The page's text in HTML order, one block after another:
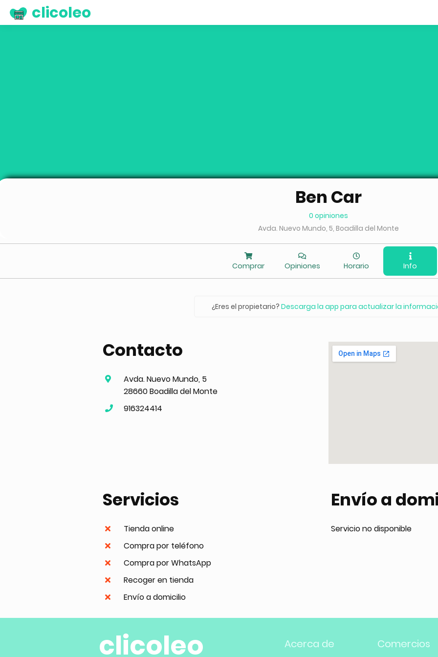
clicoleo
Ben Car
0 opiniones
Avda. Nuevo Mundo, 5, Boadilla del Monte
Comprar Opiniones Horario Info
¿Eres el propietario? Descarga la app para actualizar la
Contacto
Avda. Nuevo Mundo, 5
28660 Boadilla del Monte
916324414
Servicios
Tienda online
Compra por teléfono
Compra por WhatsApp
Recoger en tienda
Envío a domicilio
Envío a
Servicio no disponible
clicoleo Acerca de Comercios